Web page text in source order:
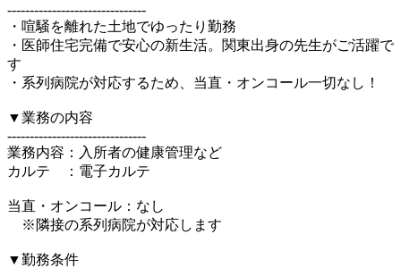
-------------------------------
・喧騒を離れた土地でゆったり勤務
・医師住宅完備で安心の新生活。関東出身の先生がご活躍で
す
・系列病院が対応するため、当直・オンコール一切なし！
▼業務の内容
-------------------------------
業務内容：入所者の健康管理など
カルテ ：電子カルテ
当直・オンコール：なし
※隣接の系列病院が対応します
▼勤務条件